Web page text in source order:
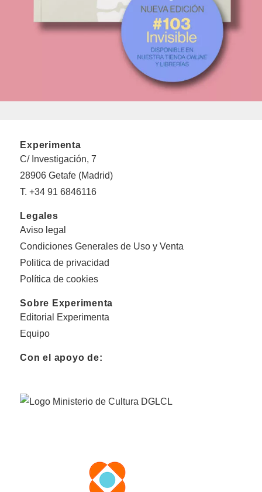
Experimenta
C/ Investigación, 7
28906 Getafe (Madrid)
T. +34 91 6846116
Legales
Aviso legal
Condiciones Generales de Uso y Venta
Politica de privacidad
Política de cookies
Sobre Experimenta
Editorial Experimenta
Equipo
Con el apoyo de: